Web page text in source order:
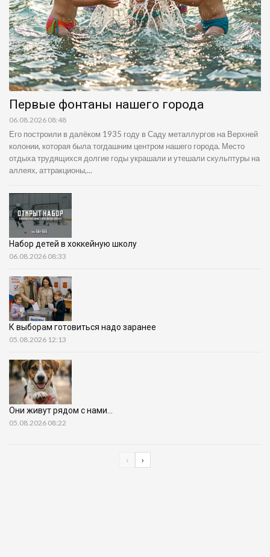
Первые фонтаны нашего города
06.08.2026 08:48
Его построили в далёком 1935 году в Саду металлургов на Верхней
колонии, которая была тогдашним центром нашего города. Место
отдыха трудящихся долгие годы украшали и утешали скульптуры на
аллеях, аттракционы,...
Набор детей в хоккейную школу
06.08.2026 08:33
К выборам готовиться надо заранее
05.08.2026 12:13
Они живут рядом с нами…
05.08.2026 08:22
‹ ›